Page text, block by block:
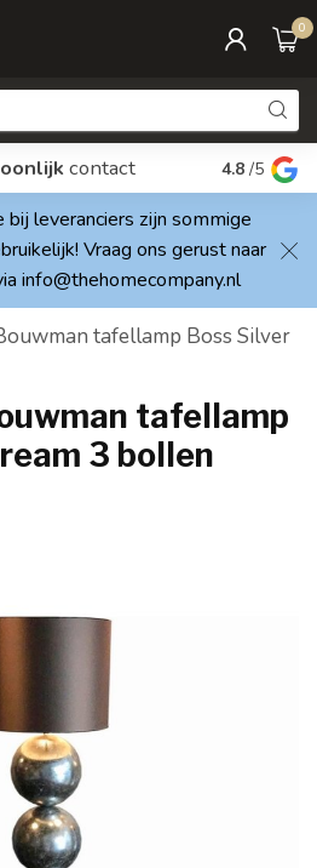
0
contact Elke dag
4.8 /5
leveranciers zijn sommige
Vraag ons gerust naar
info@thehomecompany.nl
tafellamp Boss Silver
tafellamp
3 bollen